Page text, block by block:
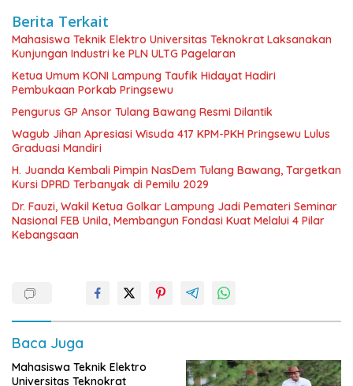
Berita Terkait
Mahasiswa Teknik Elektro Universitas Teknokrat Laksanakan
Kunjungan Industri ke PLN ULTG Pagelaran
Ketua Umum KONI Lampung Taufik Hidayat Hadiri
Pembukaan Porkab Pringsewu
Pengurus GP Ansor Tulang Bawang Resmi Dilantik
Wagub Jihan Apresiasi Wisuda 417 KPM-PKH Pringsewu Lulus
Graduasi Mandiri
H. Juanda Kembali Pimpin NasDem Tulang Bawang, Targetkan
Kursi DPRD Terbanyak di Pemilu 2029
Dr. Fauzi, Wakil Ketua Golkar Lampung Jadi Pemateri Seminar
Nasional FEB Unila, Membangun Fondasi Kuat Melalui 4 Pilar
Kebangsaan
Baca Juga
Mahasiswa Teknik Elektro
Universitas Teknokrat